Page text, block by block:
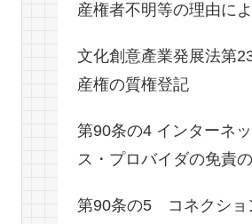
産権者不明等の理由に
文化創意產業発展法第
産権の質権登記
第90条の4 インターネ
ス・プロバイダの免責
第90条の5 コネクショ